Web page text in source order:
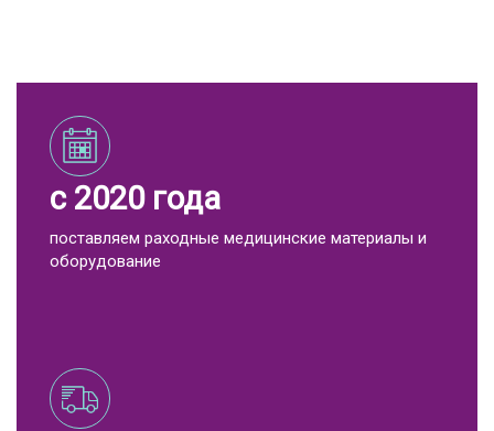
с 2020 года
поставляем раходные медицинские материалы и
оборудование